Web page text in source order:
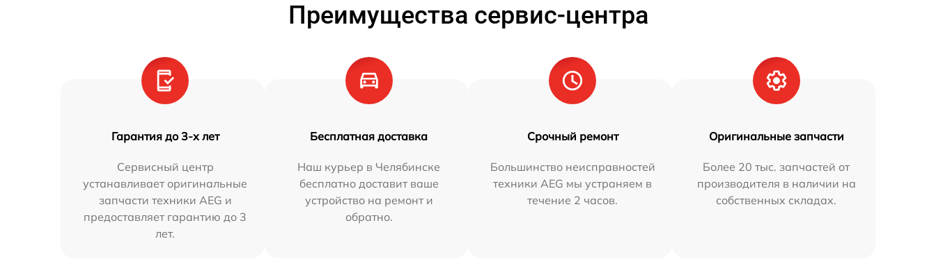
Преимущества сервис-центра
Гарантия до 3-х лет
Сервисный центр
устанавливает оригинальные
запчасти техники AEG и
предоставляет гарантию до 3
лет.
Бесплатная доставка
Наш курьер в Челябинске
бесплатно доставит ваше
устройство на ремонт и
обратно.
Срочный ремонт
Большинство неисправностей
техники AEG мы устраняем в
течение 2 часов.
Оригинальные запчасти
Более 20 тыс. запчастей от
производителя в наличии на
собственных складах.